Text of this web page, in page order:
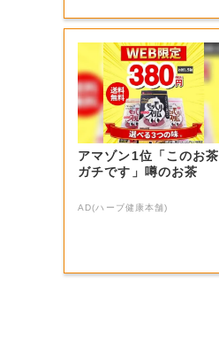
アマゾン1位「このお茶
ガチです」噂のお茶
AD(ハーブ健康本舗)